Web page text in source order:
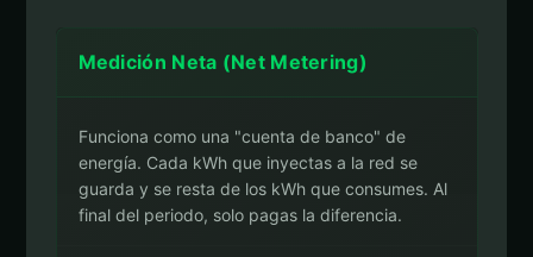
Medición Neta (Net Metering)
Funciona como una "cuenta de banco" de
energía. Cada kWh que inyectas a la red se
guarda y se resta de los kWh que consumes. Al
final del periodo, solo pagas la diferencia.